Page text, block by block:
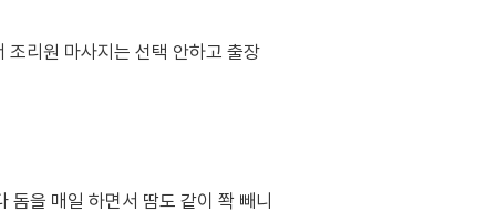
리원 마사지는 선택 안하고 출장
을 매일 하면서 땀도 같이 쫙 빼니